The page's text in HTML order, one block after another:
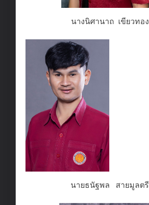
นางนิศานาถ เขียวทอง
นายธนัฐพล สายมูลตรี